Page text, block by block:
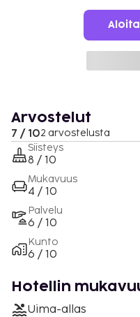
Arvostelut
7 / 102 arvostelusta
Siisteys
8 / 10
Mukavuus
4 / 10
Palvelu
6 / 10
Kunto
6 / 10
Hotellin
Uima-allas